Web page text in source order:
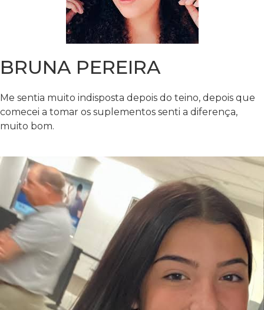
BRUNA PEREIRA
Me sentia muito indisposta depois do teino, depois que
comecei a tomar os suplementos senti a diferença,
muito bom.